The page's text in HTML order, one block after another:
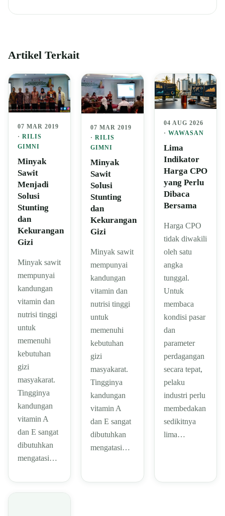
Artikel Terkait
07 MAR 2019
· RILIS
GIMNI
Minyak
Sawit
Menjadi
Solusi
Stunting
dan
Kekurangan
Gizi
Minyak sawit
mempunyai
kandungan
vitamin dan
nutrisi tinggi
untuk
memenuhi
kebutuhan
gizi
masyakarat.
Tingginya
kandungan
vitamin A
dan E sangat
dibutuhkan
mengatasi…
07 MAR 2019
·RILIS
GIMNI
Minyak
Sawit
Solusi
Stunting
dan
Kekurangan
Gizi
Minyak sawit
mempunyai
kandungan
vitamin dan
nutrisi tinggi
untuk
memenuhi
kebutuhan
gizi
masyakarat.
Tingginya
kandungan
vitamin A
dan E sangat
dibutuhkan
mengatasi…
04 AUG 2026
· WAWASAN
Lima
Indikator
Harga CPO
yang Perlu
Dibaca
Bersama
Harga CPO
tidak diwakili
oleh satu
angka
tunggal.
Untuk
membaca
kondisi pasar
dan
parameter
perdagangan
secara tepat,
pelaku
industri perlu
membedakan
sedikitnya
lima…